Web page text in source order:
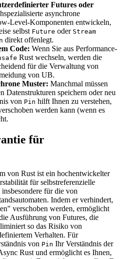
Futures oder
asynchrone
Level-Komponenten entwickeln,
selbst Future oder Stream
direkt offenlegt.
Code: Wenn Sie aus Performance-
Rust wechseln, werden die
für die Verwaltung von
von UB.
Muster: Manchmal müssen
Datenstrukturen speichern oder neu
von Pin hilft Ihnen zu verstehen,
werden kann (wenn es
für
von Rust ist ein hochentwickelter
für selbstreferenzielle
für die von
Indem er verhindert,
verschoben werden, ermöglicht
Ausführung von Futures, die
so das Risiko von
Verhalten. Für
von Pin Ihr Verständnis der
Rust und ermöglicht es Ihnen,